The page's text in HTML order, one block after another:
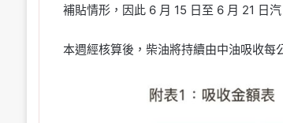
補貼情形，因此 6 月 15 日至 6 月 21 日
本週經核算後，柴油將持續由中油吸收每